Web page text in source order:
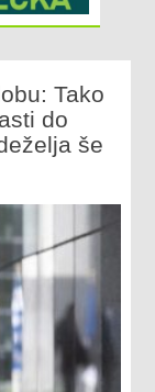
Tako
do
še